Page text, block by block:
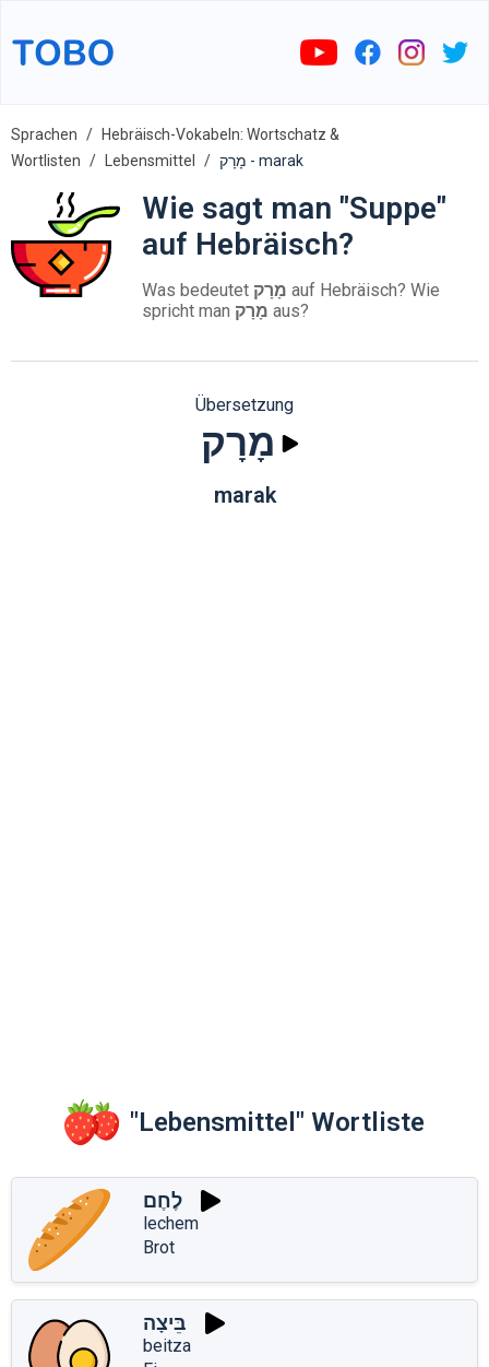
Sprachen
Hebräisch-Vokabeln: Wortschatz &
Wortlisten
Lebensmittel מָרָק - marak
Wie sagt man "Suppe"
auf Hebräisch?
Was bedeutet מָרָק auf Hebräisch? Wie
spricht man מָרָק aus?
Übersetzung
מָרָק
marak
"Lebensmittel" Wortliste
לֶחֶם
lechem
Brot
בֵּיצָה
beitza